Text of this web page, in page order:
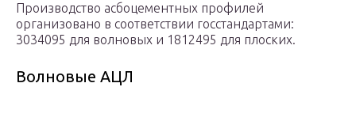
Производство асбоцементных профилей
организовано в соответствии госстандартами:
3034095 для волновых и 1812495 для плоских.
Волновые АЦЛ